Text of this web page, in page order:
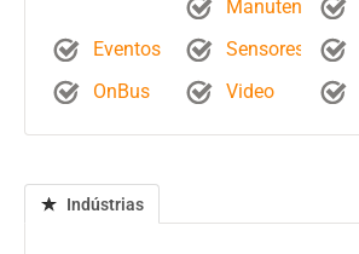
Manutenção
Eventos
Sensores
OnBus
Video
Indústrias